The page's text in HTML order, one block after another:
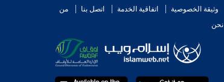
وثيقة الخصوصية اتفاقية الخدمة اتصل بنا
من
نحن